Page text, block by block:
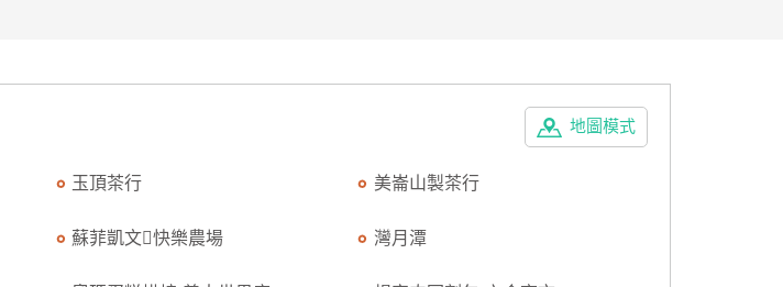
地圖模式
玉頂茶行 美崙山製茶行
蘇菲凱文快樂農場 灣月潭